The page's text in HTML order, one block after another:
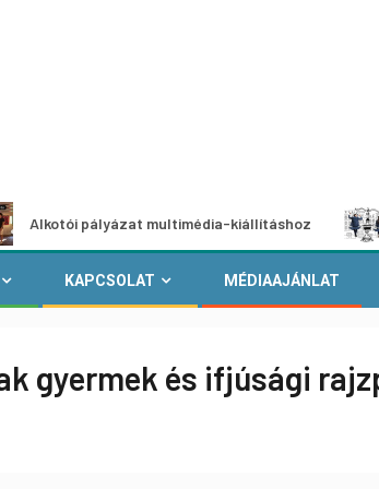
pályázat multimédia-kiállításhoz
KAPCSOLAT MÉDIAAJÁNLAT
gyermek és ifjúsági